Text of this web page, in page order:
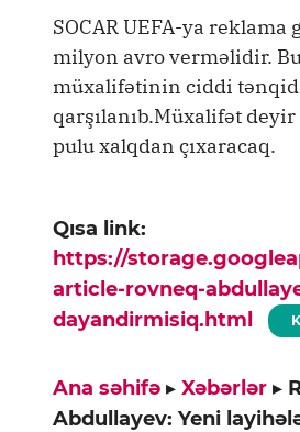
SOCAR UEFA-ya reklama
milyon avro verməlidir.
müxalifətinin ciddi
qarşılanıb.Müxalifət
pulu xalqdan çıxaracaq.
Qısa link:
https://
article-rovneq-
dayandirmisiq.html
Ana səhifə ▸ Xəbərlər ▸
Abdullayev: Yeni